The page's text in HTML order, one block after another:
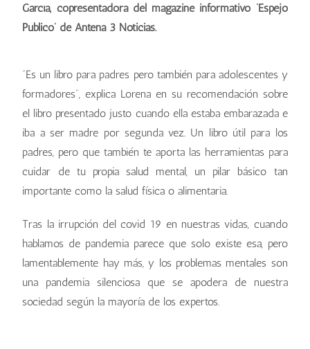
García, copresentadora del magazine informativo ‘Espejo
Público’ de Antena 3 Noticias.
“Es un libro para padres pero también para adolescentes y
formadores”, explica Lorena en su recomendación sobre
el libro presentado justo cuando ella estaba embarazada e
iba a ser madre por segunda vez. Un libro útil para los
padres, pero que también te aporta las herramientas para
cuidar de tu propia salud mental, un pilar básico tan
importante como la salud física o alimentaria.
Tras la irrupción del covid 19 en nuestras vidas, cuando
hablamos de pandemia parece que solo existe esa, pero
lamentablemente hay más, y los problemas mentales son
una pandemia silenciosa que se apodera de nuestra
sociedad según la mayoría de los expertos.